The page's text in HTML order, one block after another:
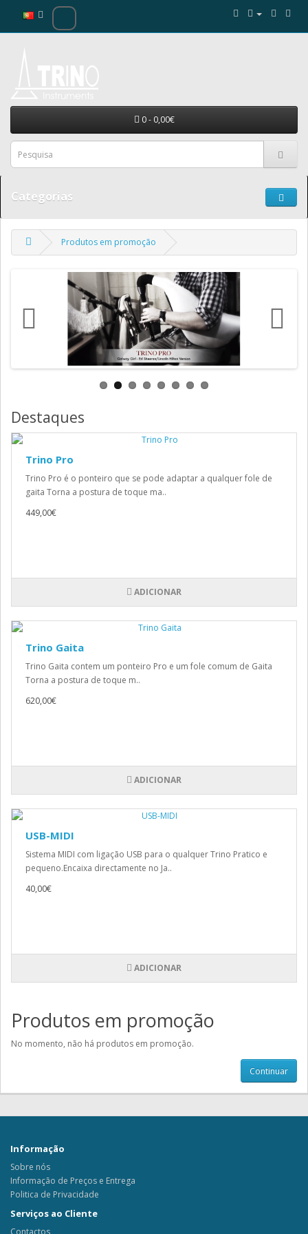
0 - 0,00€
Categorias
Produtos em promoção
Destaques
Trino Pro
Trino Pro é o ponteiro que se pode adaptar a qualquer fole de
gaita Torna a postura de toque ma..
449,00€
ADICIONAR
Trino Gaita
Trino Gaita contem um ponteiro Pro e um fole comum de Gaita
Torna a postura de toque m..
620,00€
ADICIONAR
USB-MIDI
Sistema MIDI com ligação USB para o qualquer Trino Pratico e
pequeno.Encaixa directamente no Ja..
40,00€
ADICIONAR
Produtos em promoção
No momento, não há produtos em promoção.
Continuar
Informação
Sobre nós
Informação de Preços e Entrega
Politica de Privacidade
Serviços ao Cliente
Contactos